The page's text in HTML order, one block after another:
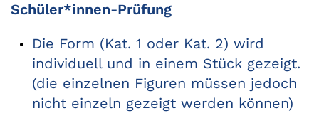
Schüler*innen-Prüfung
Die Form (Kat. 1 oder Kat. 2) wird
individuell und in einem Stück gezeigt.
(die einzelnen Figuren müssen jedoch
nicht einzeln gezeigt werden können)